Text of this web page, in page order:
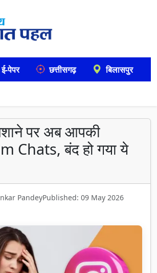
ई-पेपर छत्तीसगढ़ बिलासपुर
पर अब आपकी
Chats, बंद हो गया ये
PandeyPublished: 09 May 2026